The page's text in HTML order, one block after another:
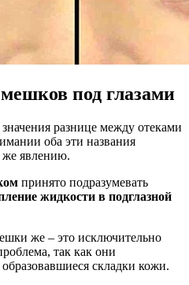
под глазами
разнице между отеками
оба эти названия
явлению.
принято подразумевать
жидкости в подглазной
же – это исключительно
так как они
складки кожи.